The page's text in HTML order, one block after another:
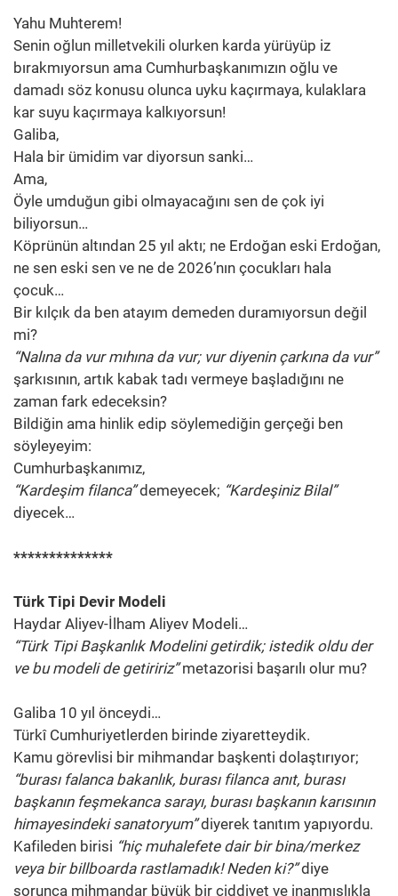
Yahu Muhterem!
Senin oğlun milletvekili olurken karda yürüyüp iz
bırakmıyorsun ama Cumhurbaşkanımızın oğlu ve
damadı söz konusu olunca uyku kaçırmaya, kulaklara
kar suyu kaçırmaya kalkıyorsun!
Galiba,
Hala bir ümidim var diyorsun sanki…
Ama,
Öyle umduğun gibi olmayacağını sen de çok iyi
biliyorsun…
Köprünün altından 25 yıl aktı; ne Erdoğan eski Erdoğan,
ne sen eski sen ve ne de 2026’nın çocukları hala
çocuk…
Bir kılçık da ben atayım demeden duramıyorsun değil
mi?
“Nalına da vur mıhına da vur; vur diyenin çarkına da vur”
şarkısının, artık kabak tadı vermeye başladığını ne
zaman fark edeceksin?
Bildiğin ama hinlik edip söylemediğin gerçeği ben
söyleyeyim:
Cumhurbaşkanımız,
“Kardeşim filanca”demeyecek; “Kardeşiniz Bilal”
diyecek…
**************
Türk Tipi Devir Modeli
Haydar Aliyev-İlham Aliyev Modeli…
“Türk Tipi Başkanlık Modelini getirdik; istedik oldu der
ve bu modeli de getiririz”metazorisi başarılı olur mu?
Galiba 10 yıl önceydi…
Türkî Cumhuriyetlerden birinde ziyaretteydik.
Kamu görevlisi bir mihmandar başkenti dolaştırıyor;
“burası falanca bakanlık, burası filanca anıt, burası
başkanın feşmekanca sarayı, burası başkanın karısının
himayesindeki sanatoryum”diyerek tanıtım yapıyordu.
Kafileden birisi “hiç muhalefete dair bir bina/merkez
veya bir billboarda rastlamadık! Neden ki?”diye
sorunca mihmandar büyük bir ciddiyet ve inanmışlıkla